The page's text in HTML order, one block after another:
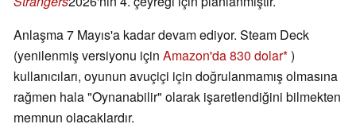
Anlaşma 7 Mayıs'a kadar devam ediyor. Steam Deck
(yenilenmiş versiyonu için Amazon'da 830 dolar )
kullanıcıları, oyunun avuçiçi için doğrulanmamış olmasına
rağmen hala "Oynanabilir" olarak işaretlendiğini bilmekten
memnun olacaklardır.